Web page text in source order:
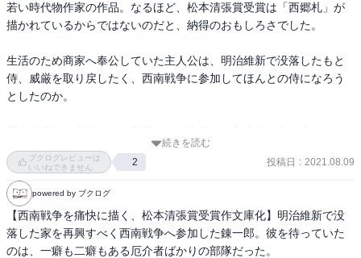
若い時代物作家の作品。なるほど、松本清張賞受賞は「西郷札」が
描かれているからではないのだと、納得のおもしろさでした。
生活のため商家へ奉公していた主人公は、明治維新で没落したもと
侍、威厳を取り戻したく、西南戦争に参加してほんとの侍になろう
としたのか。
せる術はなかなかのもの。
例えば新聞記者（そうだったのですね）犬養毅は主人公の道しるべ
になり、有名な乃木希典にも会い、もちろん西郷隆盛にも逢ってし
まう。けがを治療してもらった軍医の手塚は、解説を読むまでわか
らなかったが、最後の最後に登場する大毎新聞の記者は、わたしの
好きなある作家とおぼしき、謎解きの愉快さでした。
続きを読む
ブクログレビューは
いいねできません
2 投稿日 : 2021.08.09
powered by ブクログ
【西南戦争を痛快に描く、松本清張賞受賞作文庫化】明治維新で没
落した家を再興すべく西南戦争へ参加した錬一郎。彼を待っていた
のは、一癖も二癖もある厄介者ばかりの部隊だった。